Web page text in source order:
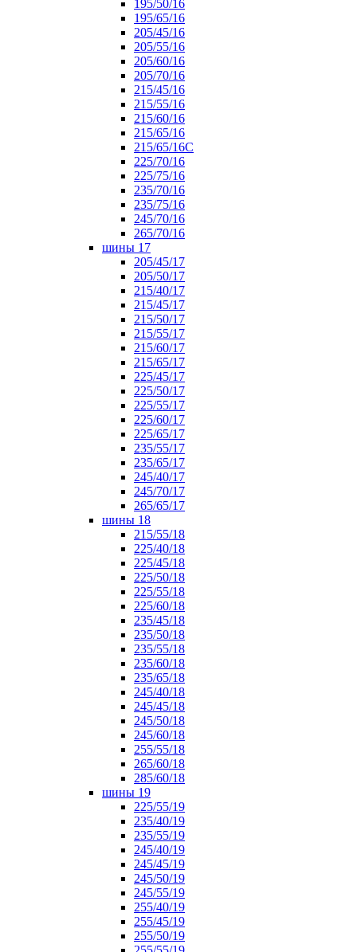
195/50/16
195/65/16
205/45/16
205/55/16
205/60/16
205/70/16
215/45/16
215/55/16
215/60/16
215/65/16
215/65/16С
225/70/16
225/75/16
235/70/16
235/75/16
245/70/16
265/70/16
шины 17
205/45/17
205/50/17
215/40/17
215/45/17
215/50/17
215/55/17
215/60/17
215/65/17
225/45/17
225/50/17
225/55/17
225/60/17
225/65/17
235/55/17
235/65/17
245/40/17
245/70/17
265/65/17
шины 18
215/55/18
225/40/18
225/45/18
225/50/18
225/55/18
225/60/18
235/45/18
235/50/18
235/55/18
235/60/18
235/65/18
245/40/18
245/45/18
245/50/18
245/60/18
255/55/18
265/60/18
285/60/18
шины 19
225/55/19
235/40/19
235/55/19
245/40/19
245/45/19
245/50/19
245/55/19
255/40/19
255/45/19
255/50/19